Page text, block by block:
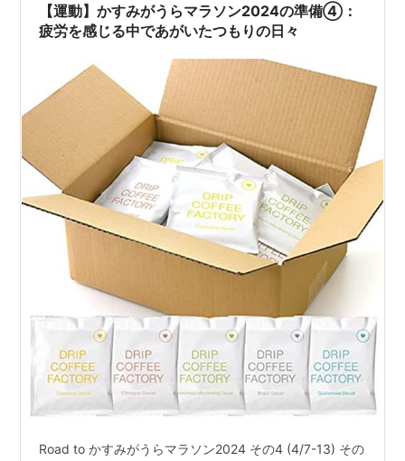
【運動】かすみがうらマラソン2024の準備④：
疲労を感じる中であがいたつもりの日々
Road to かすみがうらマラソン2024 その4 (4/7-13) その